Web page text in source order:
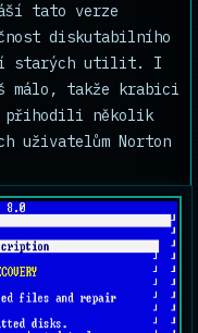
tato verze
diskutabilního
starých utilit. I
málo, takže krabici
a přihodili několik
uživatelům Norton